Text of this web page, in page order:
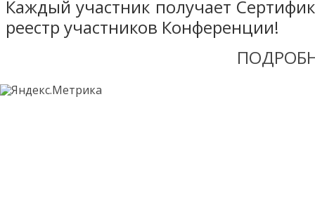
Каждый участник получает
реестр участников Конференции!